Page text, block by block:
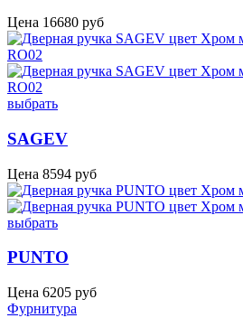
Цена 16680 руб
выбрать
SAGEV
Цена 8594 руб
выбрать
PUNTO
Цена 6205 руб
Фурнитура